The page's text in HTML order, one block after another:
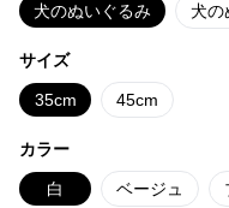
犬のぬいぐるみ 犬の
サイズ
35cm 45cm
カラー
白 ベージュ